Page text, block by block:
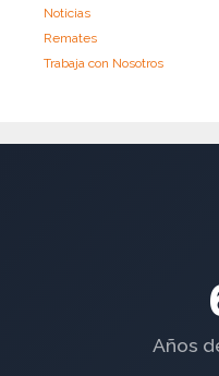
Noticias
Remates
Trabaja con Nosotros
Años